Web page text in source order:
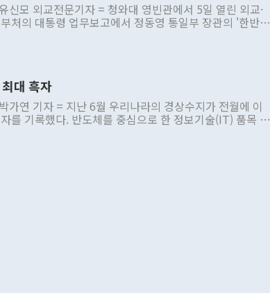
신모 외교전문기자 = 청와대 영빈관에서 5일 열린 외교·
처의 대통령 업무보고에서 정동영 통일부 장관의 '한반도
내 조율을 거치지 않은 사안을 정책으로 추진하겠다고 공
거한 비현실적 구상'이라는 비판을 내놨다. 그동안 정 장
련 발언이 물의를 빚은 적은 여러 번 있지만 대통령과 유
개적으로 부정적 입장을 표명한 것은 이례적이다. 정 장
접근법과 월권을 제어해야 한다는 목소리도 높아지고 있
. 또 "현 시점에서 흘러간 선(先)비핵화만 되뇌는 것은
동력을 확보하기 위해 최선을 다할 것"이라고 말했다. 하
대 흑자
가연 기자 = 지난 6월 우리나라의 경상수지가 전월에 이
를 기록했다. 반도체를 중심으로 한 정보기술(IT) 품목 수
으로 1000억달러를 넘어섰다. 상품수입은 644억8000만
컴퓨터·주변기기(SSD)는 282.7% 증가했다. IT 품목
었으며 비IT 품목도 ▲석유제품(47.5%) ▲화공품